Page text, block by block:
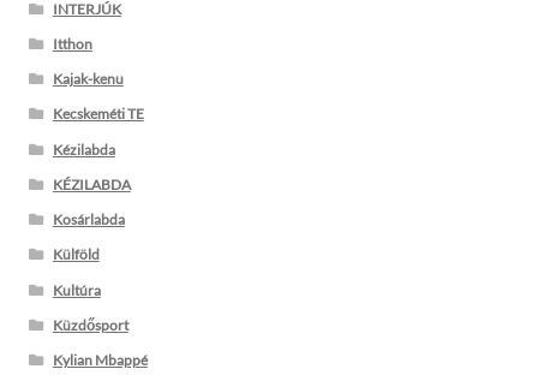
INTERJÚK
Itthon
Kajak-kenu
Kecskeméti TE
Kézilabda
KÉZILABDA
Kosárlabda
Külföld
Kultúra
Küzdősport
Kylian Mbappé